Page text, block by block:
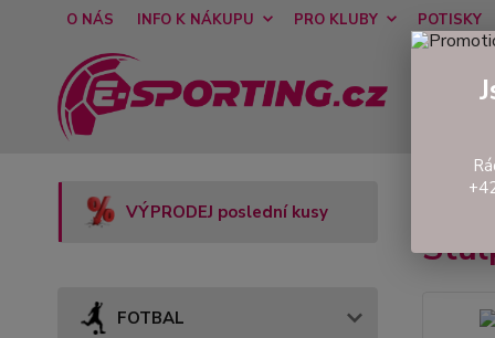
O NÁS INFO K NÁKUPU PRO KLUBY POTISKY
VÝPRODEJ poslední kusy
FOTBAL